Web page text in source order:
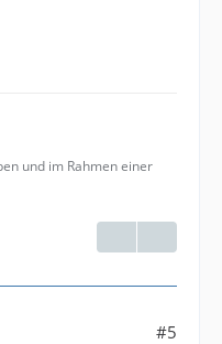
und im Rahmen einer
#5